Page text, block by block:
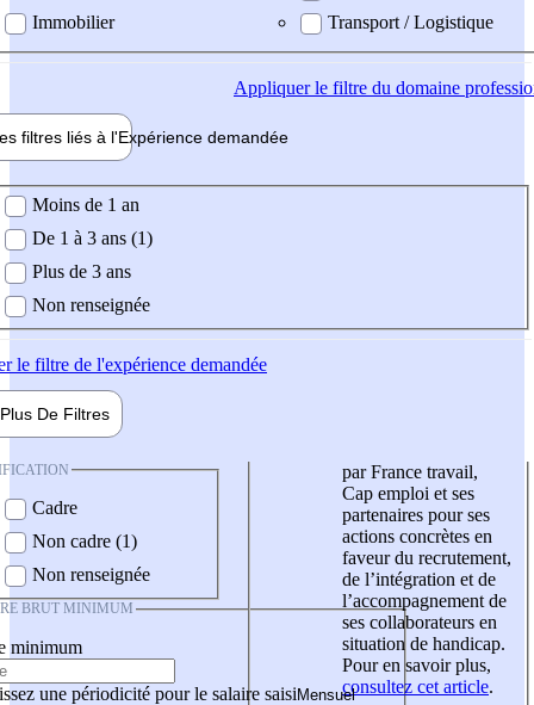
Immobilier
Transport / Logistique
Appliquerle filtre du domaine
filtres liés à l'Expérience demandée
demandée
Moins de 1 an
De 1 à 3 ans (1)
Plus de 3 ans
Non renseignée
le filtre de l'expérience demandée
Plus De Filtres
Cadre
Non cadre (1)
Non renseignée
BRUT MINIMUM
minimum
une périodicité pour le salaire saisi
par France travail,
Cap emploi et ses
partenaires pour ses
actions concrètes en
faveur du recrutement,
de l’intégration et de
l’accompagnement de
ses collaborateurs en
situation de handicap.
Pour en savoir plus,
consultez cet article.